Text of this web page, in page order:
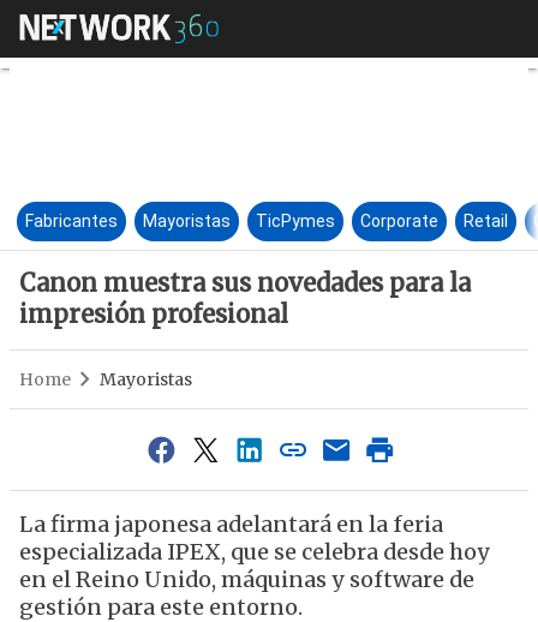
Canon muestra sus
Fabricantes Mayoristas TicPymes Corporate Retail
Canon muestra sus novedades para la
impresión profesional
Home Mayoristas
La firma japonesa adelantará en la feria
especializada IPEX, que se celebra desde hoy
en el Reino Unido, máquinas y software de
gestión para este entorno.